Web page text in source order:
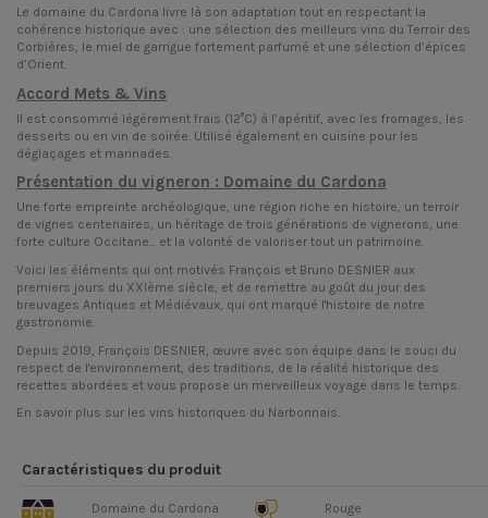
Le domaine du Cardona livre là son adaptation tout en respectant la
cohérence historique avec : une sélection des meilleurs vins du Terroir des
Corbières, le miel de garrigue fortement parfumé et une sélection d’épices
d’Orient.
Accord Mets & Vins
Il est consommé légèrement frais (12°C) à l’apéritif, avec les fromages, les
desserts ou en vin de soirée. Utilisé également en cuisine pour les
déglaçages et marinades.
Présentation du vigneron : Domaine du Cardona
Une forte empreinte archéologique, une région riche en histoire, un terroir
de vignes centenaires, un héritage de trois générations de vignerons, une
forte culture Occitane... et la volonté de valoriser tout un patrimoine.
Voici les éléments qui ont motivés François et Bruno DESNIER aux
premiers jours du XXIème siècle, et de remettre au goût du jour des
breuvages Antiques et Médiévaux, qui ont marqué l'histoire de notre
gastronomie.
Depuis 2019, François DESNIER, œuvre avec son équipe dans le souci du
respect de l'environnement, des traditions, de la réalité historique des
recettes abordées et vous propose un merveilleux voyage dans le temps.
En savoir plus sur les vins historiques du Narbonnais.
Caractéristiques du produit
Domaine du Cardona
Rouge